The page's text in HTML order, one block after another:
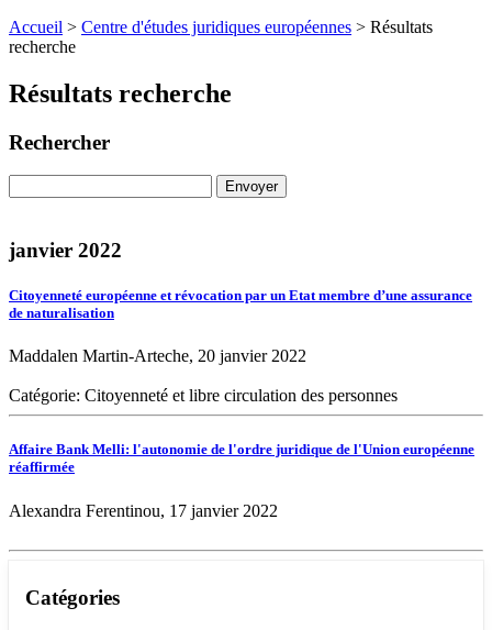
Accueil > Centre d'études juridiques européennes > Résultats
recherche
Résultats recherche
Rechercher
janvier 2022
Citoyenneté européenne et révocation par un Etat membre d’une assurance
de naturalisation
Maddalen Martin-Arteche, 20 janvier 2022
Catégorie: Citoyenneté et libre circulation des personnes
Affaire Bank Melli: l'autonomie de l'ordre juridique de l'Union européenne
réaffirmée
Alexandra Ferentinou, 17 janvier 2022
Catégories